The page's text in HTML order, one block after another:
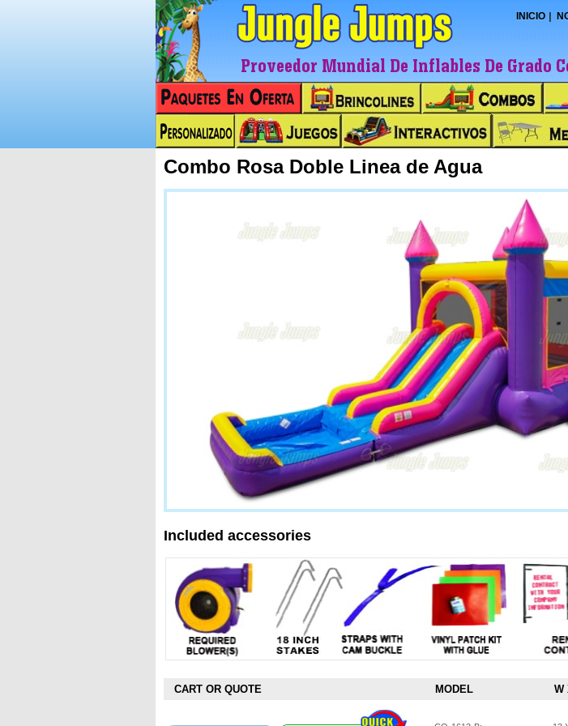
INICIO
Proveedor Mundial De Inflables De Grado
Combo Rosa Doble Linea de Agua
Included accessories
CART OR QUOTE MODEL W